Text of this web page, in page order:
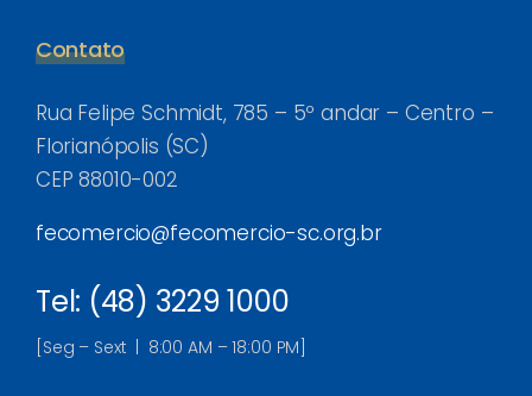
Contato
Rua Felipe Schmidt, 785 – 5º andar – Centro –
Florianópolis (SC)
CEP 88010-002
fecomercio@fecomercio-sc.org.br
Tel: (48) 3229 1000
[Seg – Sext | 8:00 AM – 18:00 PM]